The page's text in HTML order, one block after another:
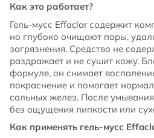
Как это работает?
Гель-мусс Effaclar содержит
но глубоко очищают поры,
загрязнения. Средство не
раздражает и не сушит кожу.
формуле, он снимает
покраснение и помогает
сальных желез. После
без ощущения липкости или
Как применять гель-мусс